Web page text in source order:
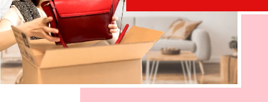
鳴らせませんが、音質は良くなります。一方でアク
ティブスピーカーはアンプ機能を内蔵したもので、
そのままパソコンやテレビに繋いで使えますが、パ
ッシブスピーカーよりも音質に劣るケースがありま
す。